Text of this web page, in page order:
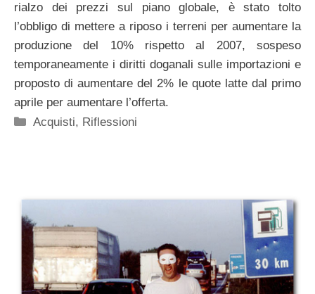
rialzo dei prezzi sul piano globale, è stato tolto
l’obbligo di mettere a riposo i terreni per aumentare la
produzione del 10% rispetto al 2007, sospeso
temporaneamente i diritti doganali sulle importazioni e
proposto di aumentare del 2% le quote latte dal primo
aprile per aumentare l’offerta.
Categorie
Acquisti, Riflessioni